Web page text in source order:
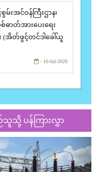
မ်းအင်ဝန်ကြီးဌာန၊
ဓာတ်အားပေးရေး
(အိတ်ဖွင့်တင်ဒါခေါ်ယူ
- 10-Jul-2026
သူသို့ ပန်ကြားလွှာ
Next